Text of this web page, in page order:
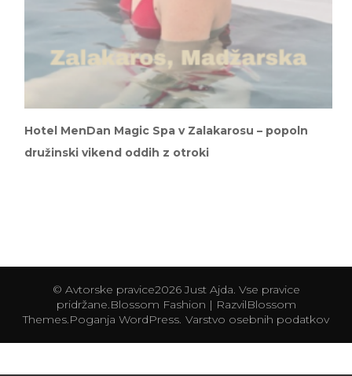
Hotel MenDan Magic Spa v Zalakarosu – popoln
družinski vikend oddih z otroki
© Avtorske pravice2026Just Ajda. Vse pravice
pridržane.Blossom Fashion | RazvilBlossom
Themes.Poganja WordPress. Varstvo osebnih podatkov